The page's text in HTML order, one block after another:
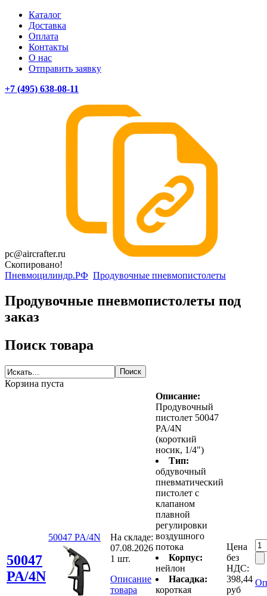
Каталог
Доставка
Оплата
Контакты
О нас
Отправить заявку
+7 (495) 638-08-11
pc@aircrafter.ru
Скопировано!
Пневмоцилиндр.РФ Продувочные пневмопистолеты
Продувочные пневмопистолеты под
заказ
Поиск товара
Корзина пуста
50047
PA/4N
50047 PA/4N
На складе:
07.08.2026
1 шт.
Описание
товара
Описание:
Продувочный
пистолет 50047
PA/4N
(короткий
носик, 1/4")
Тип:
обдувочный
пневматический
пистолет с
клапаном
плавной
регулировки
воздушного
потока
Корпус:
нейлон
Насадка:
короткая
Цена
без
НДС:
398,44
руб